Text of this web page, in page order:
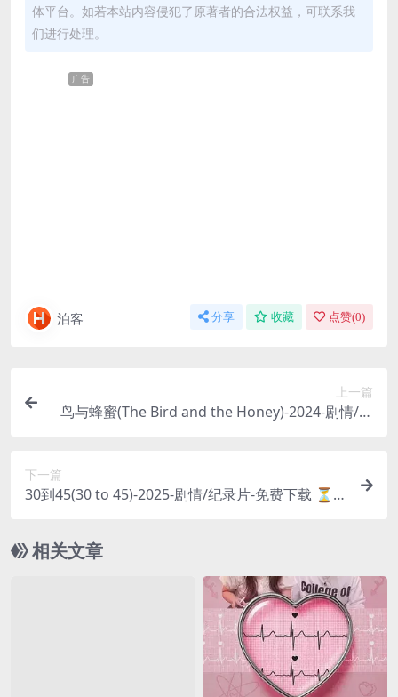
体平台。如若本站内容侵犯了原著者的合法权益，可联系我
们进行处理。
广告
泊客 分享 收藏 点赞(0)
上一篇
鸟与蜂蜜(The Bird and the Honey)-2024-剧情/爱
曲🐦｜
下一篇
30到45(30 to 45)-2025-剧情/纪录片-免费下载 ⏳
场的焦虑、转变与和解，或许你也能在其中看到自
己⏳｜
相关文章